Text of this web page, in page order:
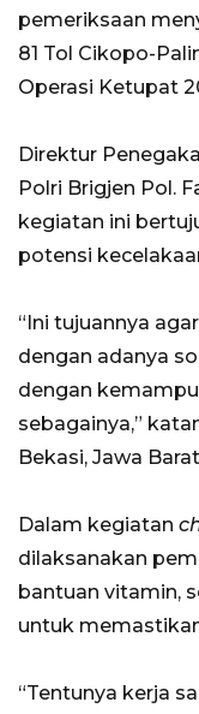
pemeriksaan
81 Tol Cikopo-
Operasi Ketupat
Direktur
Polri Brigjen Pol.
kegiatan ini
potensi
“Ini tujuannya
dengan adanya
dengan
sebagainya,”
Bekasi, Jawa
Dalam kegiatan
dilaksanakan
bantuan vitamin,
untuk
“Tentunya kerja